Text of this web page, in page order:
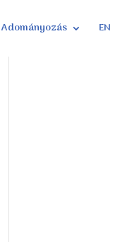
Adományozás EN